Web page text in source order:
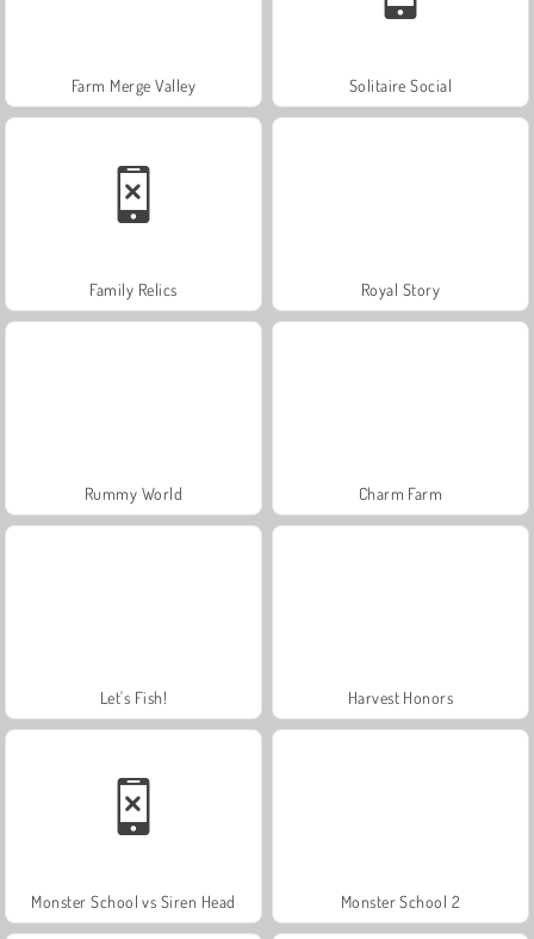
Farm Merge Valley Solitaire Social
Family Relics Royal Story
Rummy World Charm Farm
Let's Fish! Harvest Honors
Monster School vs Siren Head Monster School 2